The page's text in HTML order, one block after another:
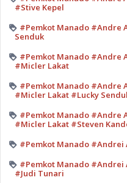
#Stive Kepel
#Pemkot Manado #Andre
Senduk
#Pemkot Manado #Andre
#Micler Lakat
#Pemkot Manado #Andre
#Micler Lakat #Lucky
#Pemkot Manado #Andre
#Micler Lakat #Steven
#Pemkot Manado #Andrei
#Pemkot Manado #Andrei
#Judi Tunari